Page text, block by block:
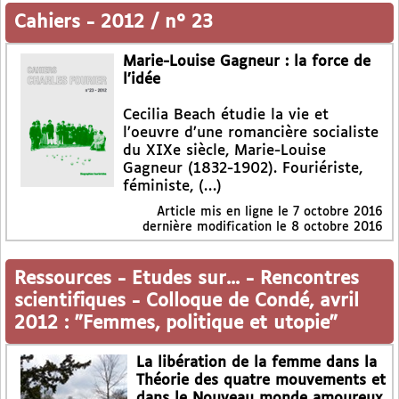
Cahiers - 2012 / n° 23
Marie-Louise Gagneur : la force de
l’idée
Cecilia Beach étudie la vie et
l’oeuvre d’une romancière socialiste
du XIXe siècle, Marie-Louise
Gagneur (1832-1902). Fouriériste,
féministe, (…)
Article mis en ligne le 7 octobre 2016
dernière modification le 8 octobre 2016
Ressources - Etudes sur... - Rencontres
scientifiques - Colloque de Condé, avril
2012 : "Femmes, politique et utopie"
La libération de la femme dans la
Théorie des quatre mouvements et